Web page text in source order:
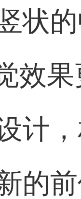
状的
果
计
的